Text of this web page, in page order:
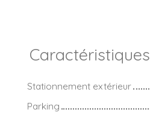
Caractéristiques
Stationnement extérieur
Parking